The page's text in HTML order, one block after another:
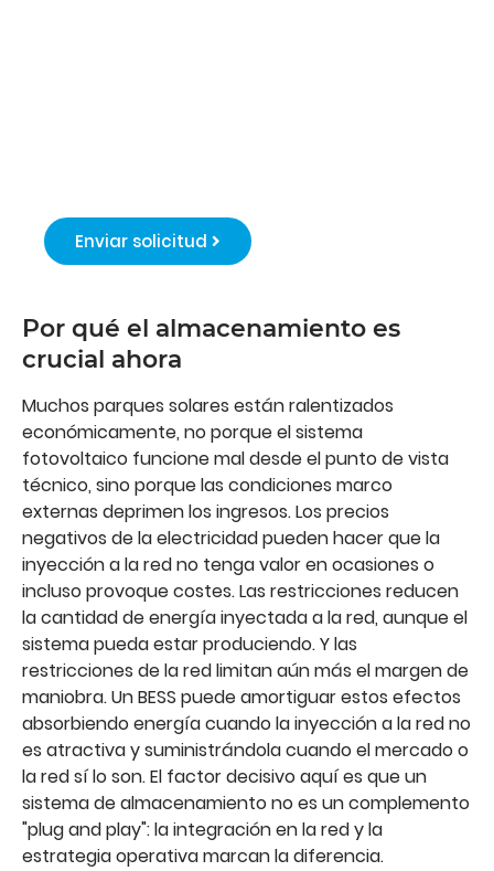
Enviar solicitud
Por qué el almacenamiento es
crucial ahora
Muchos parques solares están ralentizados
económicamente, no porque el sistema
fotovoltaico funcione mal desde el punto de vista
técnico, sino porque las condiciones marco
externas deprimen los ingresos. Los precios
negativos de la electricidad pueden hacer que la
inyección a la red no tenga valor en ocasiones o
incluso provoque costes. Las restricciones reducen
la cantidad de energía inyectada a la red, aunque el
sistema pueda estar produciendo. Y las
restricciones de la red limitan aún más el margen de
maniobra. Un BESS puede amortiguar estos efectos
absorbiendo energía cuando la inyección a la red no
es atractiva y suministrándola cuando el mercado o
la red sí lo son. El factor decisivo aquí es que un
sistema de almacenamiento no es un complemento
"plug and play": la integración en la red y la
estrategia operativa marcan la diferencia.